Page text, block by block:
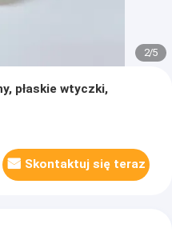
2/5
płaskie wtyczki,
Skontaktuj się teraz